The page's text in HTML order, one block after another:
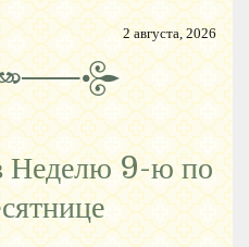
2 августа, 2026
Неделю 9-ю по